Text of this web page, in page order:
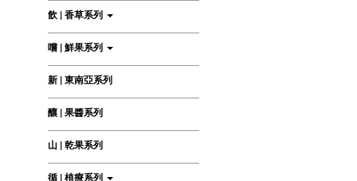
飲 | 香草系列
嚐 | 鮮果系列
新 | 東南亞系列
釀 | 果醬系列
山 | 乾果系列
循 | 植療系列